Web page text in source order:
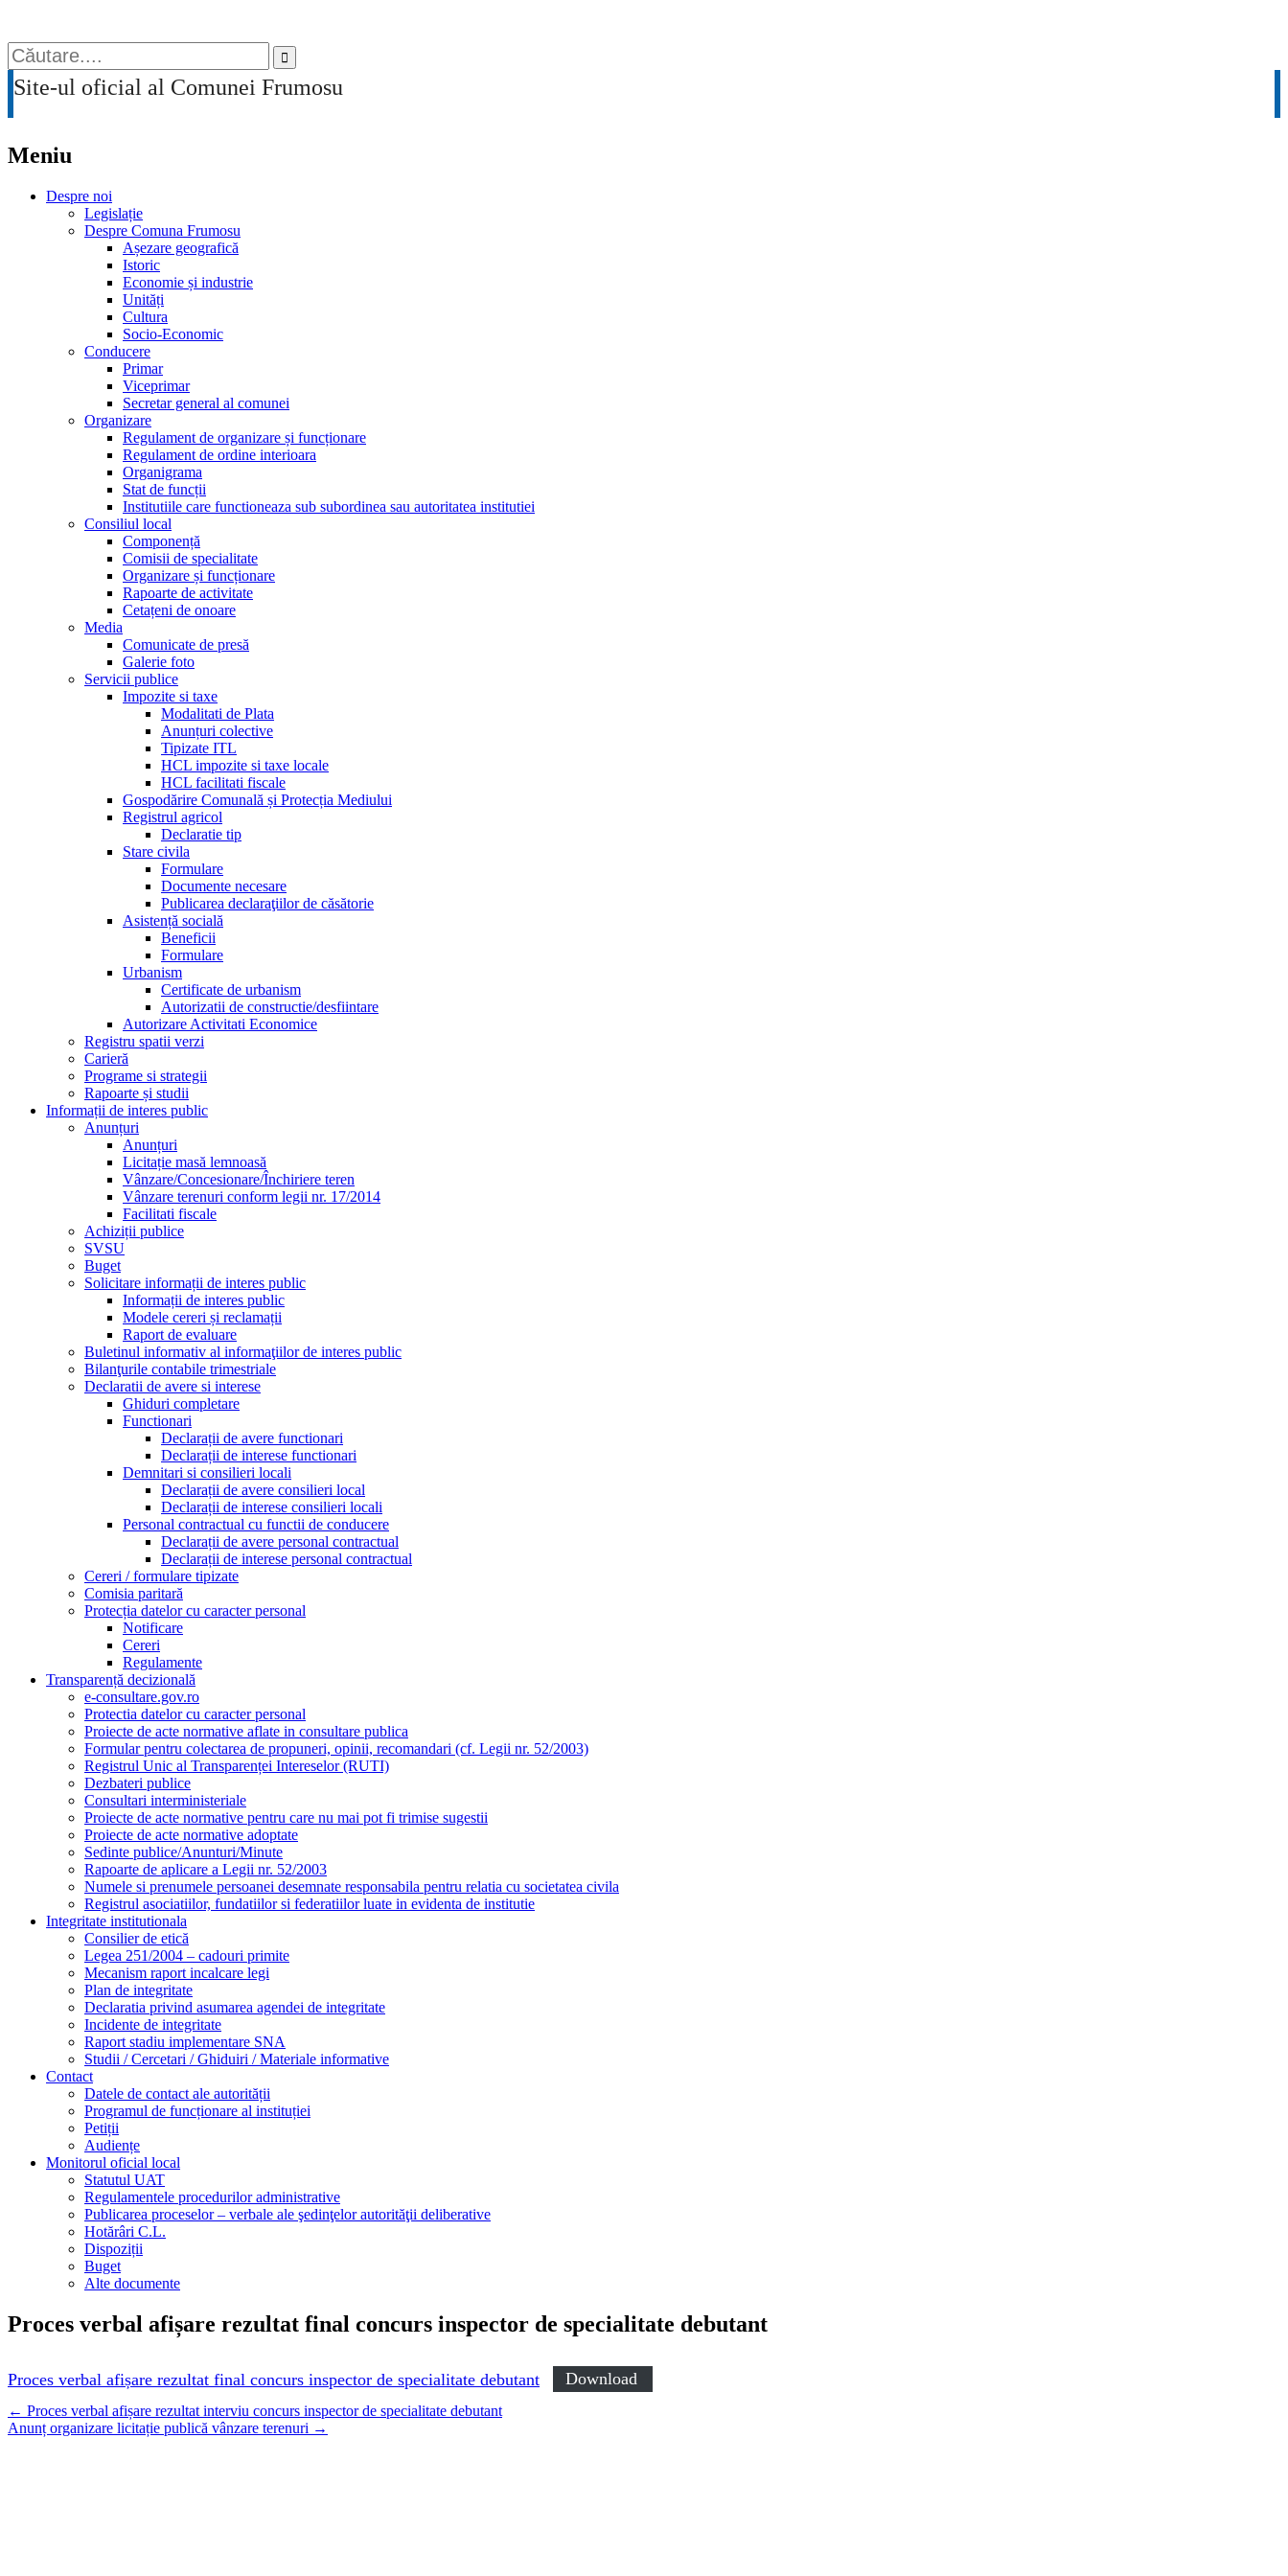
Search
for:
Site-ul oficial al Comunei Frumosu
Meniu
Despre noi
Legislație
Despre Comuna Frumosu
Așezare geografică
Istoric
Economie și industrie
Unități
Cultura
Socio-Economic
Conducere
Primar
Viceprimar
Secretar general al comunei
Organizare
Regulament de organizare și funcționare
Regulament de ordine interioara
Organigrama
Stat de funcții
Institutiile care functioneaza sub subordinea sau autoritatea institutiei
Consiliul local
Componență
Comisii de specialitate
Organizare și funcționare
Rapoarte de activitate
Cetațeni de onoare
Media
Comunicate de presă
Galerie foto
Servicii publice
Impozite si taxe
Modalitati de Plata
Anunțuri colective
Tipizate ITL
HCL impozite si taxe locale
HCL facilitati fiscale
Gospodărire Comunală și Protecția Mediului
Registrul agricol
Declaratie tip
Stare civila
Formulare
Documente necesare
Publicarea declaraţiilor de căsătorie
Asistență socială
Beneficii
Formulare
Urbanism
Certificate de urbanism
Autorizatii de constructie/desfiintare
Autorizare Activitati Economice
Registru spatii verzi
Carieră
Programe si strategii
Rapoarte și studii
Informații de interes public
Anunțuri
Anunțuri
Licitație masă lemnoasă
Vânzare/Concesionare/Închiriere teren
Vânzare terenuri conform legii nr. 17/2014
Facilitati fiscale
Achiziții publice
SVSU
Buget
Solicitare informații de interes public
Informații de interes public
Modele cereri și reclamații
Raport de evaluare
Buletinul informativ al informaţiilor de interes public
Bilanţurile contabile trimestriale
Declaratii de avere si interese
Ghiduri completare
Functionari
Declarații de avere functionari
Declarații de interese functionari
Demnitari si consilieri locali
Declarații de avere consilieri local
Declarații de interese consilieri locali
Personal contractual cu functii de conducere
Declarații de avere personal contractual
Declarații de interese personal contractual
Cereri / formulare tipizate
Comisia paritară
Protecția datelor cu caracter personal
Notificare
Cereri
Regulamente
Transparență decizională
e-consultare.gov.ro
Protectia datelor cu caracter personal
Proiecte de acte normative aflate in consultare publica
Formular pentru colectarea de propuneri, opinii, recomandari (cf. Legii nr. 52/2003)
Registrul Unic al Transparenței Intereselor (RUTI)
Dezbateri publice
Consultari interministeriale
Proiecte de acte normative pentru care nu mai pot fi trimise sugestii
Proiecte de acte normative adoptate
Sedinte publice/Anunturi/Minute
Rapoarte de aplicare a Legii nr. 52/2003
Numele si prenumele persoanei desemnate responsabila pentru relatia cu societatea civila
Registrul asociatiilor, fundatiilor si federatiilor luate in evidenta de institutie
Integritate institutionala
Consilier de etică
Legea 251/2004 – cadouri primite
Mecanism raport incalcare legi
Plan de integritate
Declaratia privind asumarea agendei de integritate
Incidente de integritate
Raport stadiu implementare SNA
Studii / Cercetari / Ghiduiri / Materiale informative
Contact
Datele de contact ale autorității
Programul de funcționare al instituției
Petiții
Audiențe
Monitorul oficial local
Statutul UAT
Regulamentele procedurilor administrative
Publicarea proceselor – verbale ale şedinţelor autorităţii deliberative
Hotărâri C.L.
Dispoziții
Buget
Alte documente
Proces verbal afișare rezultat final concurs inspector de specialitate debutant
Proces verbal afișare rezultat final concurs inspector de specialitate debutant Download
Navigare
postări
← Proces verbal afișare rezultat interviu concurs inspector de specialitate debutant
Anunț organizare licitație publică vânzare terenuri →